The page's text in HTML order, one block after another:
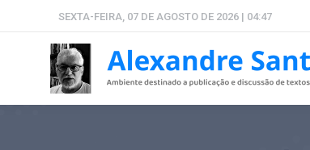
SEXTA-FEIRA, 07 DE AGOSTO DE 2026 | 04:47